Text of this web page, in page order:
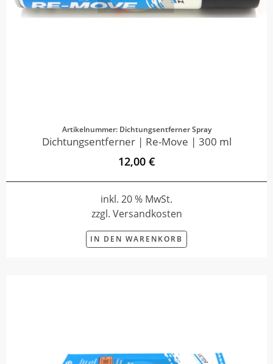
Artikelnummer: Dichtungsentferner Spray
Dichtungsentferner | Re-Move | 300 ml
12,00 €
inkl. 20 % MwSt.
zzgl. Versandkosten
IN DEN WARENKORB